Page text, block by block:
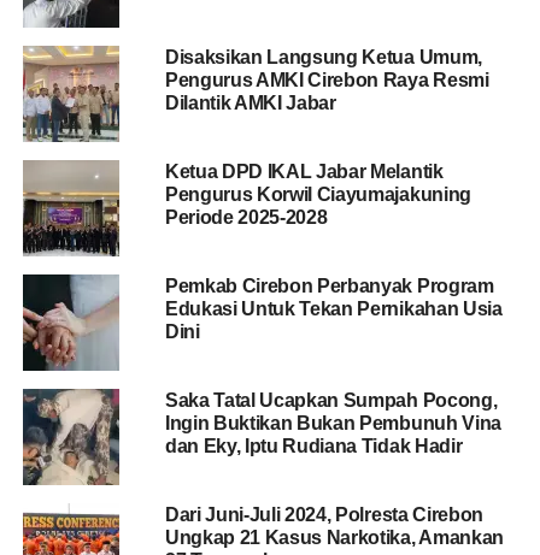
Disaksikan Langsung Ketua Umum,
Pengurus AMKI Cirebon Raya Resmi
Dilantik AMKI Jabar
Ketua DPD IKAL Jabar Melantik
Pengurus Korwil Ciayumajakuning
Periode 2025-2028
Pemkab Cirebon Perbanyak Program
Edukasi Untuk Tekan Pernikahan Usia
Dini
Saka Tatal Ucapkan Sumpah Pocong,
Ingin Buktikan Bukan Pembunuh Vina
dan Eky, Iptu Rudiana Tidak Hadir
Dari Juni-Juli 2024, Polresta Cirebon
Ungkap 21 Kasus Narkotika, Amankan